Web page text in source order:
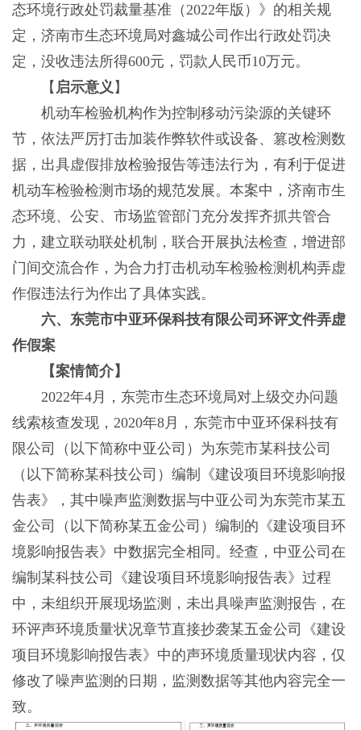
态环境行政处罚裁量基准（2022年版）》的相关规
定，济南市生态环境局对鑫城公司作出行政处罚决
定，没收违法所得600元，罚款人民币10万元。
【 启示意义 】
机动车检验机构作为控制移动污染源的关键环
节，依法严厉打击加装作弊软件或设备、篡改检测数
据，出具虚假排放检验报告等违法行为，有利于促进
机动车检验检测市场的规范发展。本案中，济南市生
态环境、公安、市场监管部门充分发挥齐抓共管合
力，建立联动联处机制，联合开展执法检查，增进部
门间交流合作，为合力打击机动车检验检测机构弄虚
作假违法行为作出了具体实践。
六、东莞市中亚环保科技有限公司环评文件弄虚
作假案
【案情简介】
2022年4月，东莞市生态环境局对上级交办问题
线索核查发现，2020年8月，东莞市中亚环保科技有
限公司（以下简称中亚公司）为东莞市某科技公司
（以下简称某科技公司）编制《建设项目环境影响报
告表》，其中噪声监测数据与中亚公司为东莞市某五
金公司（以下简称某五金公司）编制的《建设项目环
境影响报告表》中数据完全相同。经查，中亚公司在
编制某科技公司《建设项目环境影响报告表》过程
中，未组织开展现场监测，未出具噪声监测报告，在
环评声环境质量状况章节直接抄袭某五金公司《建设
项目环境影响报告表》中的声环境质量现状内容，仅
修改了噪声监测的日期，监测数据等其他内容完全一
致。